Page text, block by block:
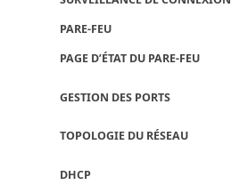
PARE-FEU
PAGE D’ÉTAT DU PARE-FEU
GESTION DES PORTS
TOPOLOGIE DU RÉSEAU
DHCP